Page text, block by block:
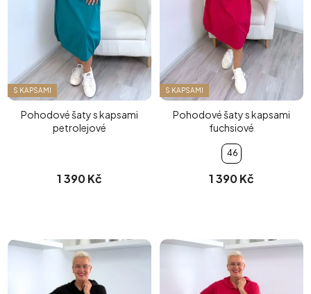
S KAPSAMI
Pohodové šaty s kapsami
petrolejové
1 390 Kč
S KAPSAMI
Pohodové šaty s kapsami
fuchsiové
46
1 390 Kč